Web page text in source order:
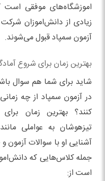
اموزشگاه‌های موفقی است
زیادی از دانش‌اموزان
آزمون سمپاد قبول می‌شوند.
بهترین زمان برای شروع
شاید برای شما هم سوال
در آزمون سمپاد از چه
کنند؟ بهترین زمان
تیزهوشان به عواملی
آشنایی او با سوالات آزمون
جمله کلاس‌هایی که
است از: